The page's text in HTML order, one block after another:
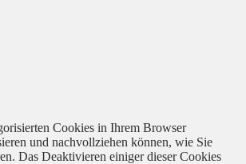
Cookies in Ihrem Browser
und nachvollziehen können, wie Sie
Das Deaktivieren einiger dieser Cookies